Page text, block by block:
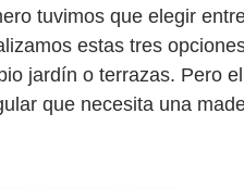
tuvimos que elegir
estas tres
jardín o terrazas. Pero
que necesita una